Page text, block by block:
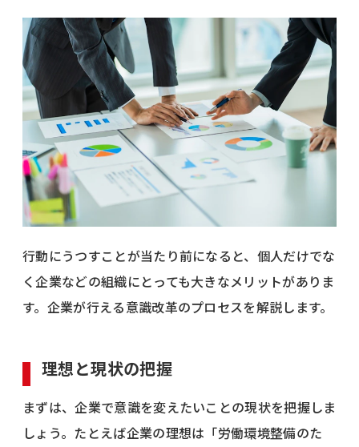
行動にうつすことが当たり前になると、個人だけでな
く企業などの組織にとっても大きなメリットがありま
す。企業が行える意識改革のプロセスを解説します。
理想と現状の把握
まずは、企業で意識を変えたいことの現状を把握しま
しょう。たとえば企業の理想は「労働環境整備のた